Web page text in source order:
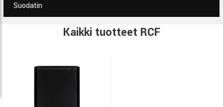
Suodatin
Kaikki tuotteet RCF